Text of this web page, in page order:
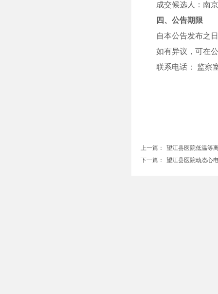
成交候选人： 南
四、公告期限
自本公告发布之
如有异议，可在
联系电话：
监察
上一篇：
望江县医院低温等
下一篇：
望江县医院动态心